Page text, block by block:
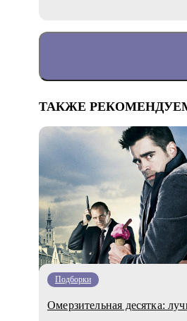
ТАКЖЕ
Подборки
Омерзительная десятка: